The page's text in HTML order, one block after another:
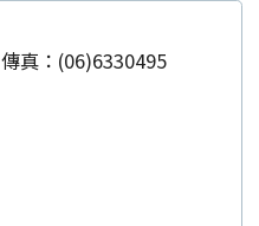
傳真：(06)6330495